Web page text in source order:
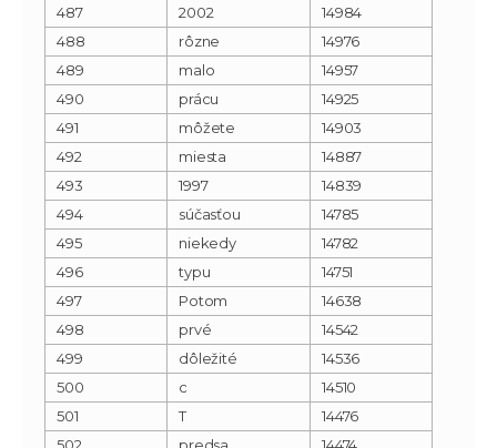
487
2002
14984
488
rôzne
14976
489
malo
14957
490
prácu
14925
491
môžete
14903
492
miesta
14887
493
1997
14839
494
súčasťou
14785
495
niekedy
14782
496
typu
14751
497
Potom
14638
498
prvé
14542
499
dôležité
14536
500
c
14510
501
T
14476
502
predsa
14474